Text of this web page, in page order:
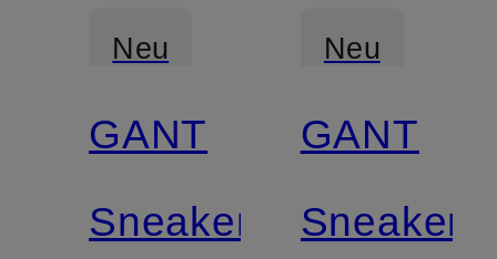
Neu
Zertifiziert
GANT
Sneaker
Neu
Zertifiziert
GANT
Sneaker